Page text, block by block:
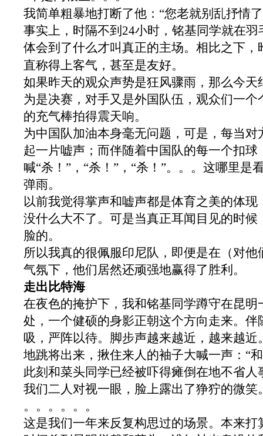
我简单粗暴地打断了他：“您老就别乱抒情
事实上，时隔不到 24小时，铭基同学就在
体会到了什么才叫真正的主场。相比之下
直称得上客气，甚至是友好。
如果昨天的观众声势是狂风骤雨，那么今
为是决赛，对手又是外国队伍，观众们一
的充气棒拍得震天响。
为中国队加油本身毫无问题，可是，每当
起一片嘘声；而伴随着中国队的每一个扣球
喊“杀！”，“杀！”，“杀！”。。。这哪里是
弹雨。
以前我觉得掌声和嘘声都是体育之美的体现
没什么大不了。可是当真正耳闻目见的时
脸的。
所以我真的很佩服印尼队，即便是在（对
气氛下，他们居然还顽强地赢得了胜利。
走出比特海
在夜色的掩护下，我和铭基同学蹲守在昆
处，一个健硕的身影正朝这个方向走来。
吸，严阵以待。脚步声越来越近，越来越
地跳将出来，揪住来人的袖子大喊一声
此刻和菜头同学已经被吓得瘫倒在地不省人
我们二人对视一眼，脸上露出了狰狞的微笑
。。。。。。
这是我们一年来反复构思过的场景。本来